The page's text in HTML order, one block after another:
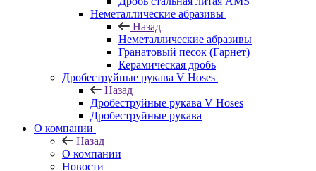
Неметаллические абразивы
Назад
Неметаллические абразивы
Гранатовый песок (Гарнет)
Керамическая дробь
Дробеструйные рукава V Hoses
Назад
Дробеструйные рукава V Hoses
Дробеструйные рукава
О компании
Назад
О компании
Новости